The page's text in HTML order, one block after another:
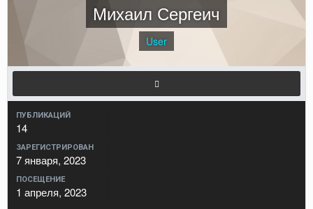
Михаил Сергеич
User
ПУБЛИКАЦИЙ
14
ЗАРЕГИСТРИРОВАН
7 января, 2023
ПОСЕЩЕНИЕ
1 апреля, 2023